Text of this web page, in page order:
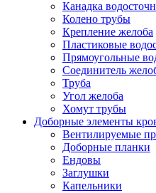
Канадка
Колено трубы
Крепление желоба
Пластиковые
Прямоугольные
Соединитель
Труба
Угол желоба
Хомут трубы
Доборные элементы
Вентилируемые
Доборные планки
Ендовы
Заглушки
Капельники